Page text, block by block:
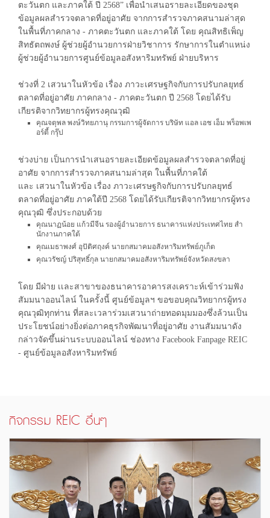
ตะวันตก และภาคใต้ ปี 2568” เพื่อนำเสนอรายละเอียดของชุด
ข้อมูลผลสำรวจตลาดที่อยู่อาศัย จากการสำรวจภาคสนามล่าสุด
ในพื้นที่ภาคกลาง - ภาคตะวันตก และภาคใต้ โดย คุณสิทธิเพ็ญ
สิทธัตถพงษ์ ผู้ช่วยผู้อำนวยการฝ่ายวิชาการ รักษาการในตำแหน่ง
ผู้ช่วยผู้อำนวยการศูนย์ข้อมูลอสังหาริมทรัพย์ ฝ่ายบริหาร
ช่วงที่ 2 เสวนาในหัวข้อ เรื่อง ภาวะเศรษฐกิจกับการปรับกลยุทธ์
ตลาดที่อยู่อาศัย ภาคกลาง - ภาคตะวันตก ปี 2568 โดยได้รับ
เกียรติจากวิทยากรผู้ทรงคุณวุฒิ
คุณจตุพล พงษ์วิทยภานุ กรรมการผู้จัดการ บริษัท แอล เอช เอ็ม พร็อพเพ
อร์ตี้ กรุ๊ป
ช่วงบ่าย เป็นการนำเสนอรายละเอียดข้อมูลผลสำรวจตลาดที่อยู่
อาศัย จากการสำรวจภาคสนามล่าสุด ในพื้นที่ภาคใต้
และ เสวนาในหัวข้อ เรื่อง ภาวะเศรษฐกิจกับการปรับกลยุทธ์
ตลาดที่อยู่อาศัย ภาคใต้ปี 2568 โดยได้รับเกียรติจากวิทยากรผู้ทรง
คุณวุฒิ ซึ่งประกอบด้วย
คุณนาฏน้อย แก้วมีจีน รองผู้อํานวยการ ธนาคารแห่งประเทศไทย สํา
นักงานภาคใต้
คุณเมธาพงศ์ อุปัติศฤงค์ นายกสมาคมอสังหาริมทรัพย์ภูเก็ต
คุณวรัชญ์ ปริสุทธิ์กุล นายกสมาคมอสังหาริมทรัพย์จังหวัดสงขลา
โดย มีฝ่าย เเละสาขาของธนาคารอาคารสงเคราะห์เข้าร่วมฟัง
สัมมนาออนไลน์ ในครั้งนี้ ศูนย์ข้อมูลฯ ขอขอบคุณวิทยากรผู้ทรง
คุณวุฒิทุกท่าน ที่สละเวลาร่วมเสวนาถ่ายทอดมุมมองซึ่งล้วนเป็น
ประโยชน์อย่างยิ่งต่อภาคธุรกิจพัฒนาที่อยู่อาศัย งานสัมมนาดัง
กล่าวจัดขึ้นผ่านระบบออนไลน์ ช่องทาง Facebook Fanpage REIC
- ศูนย์ข้อมูลอสังหาริมทรัพย์
กิจกรรม REIC อื่นๆ